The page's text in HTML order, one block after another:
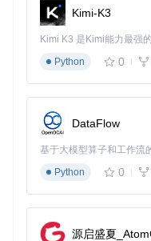
Atmosphere采用
版本号格式为
义：
主版本（如1.x.x）：
次版本（如x.8.x）：
修订版本（如x.x.1）
这种版本机制就像交通
估），次版本是黄灯（
心更新）。
组件协同：乐队演奏般的
Atmosphere由多个核心
常工作，就像乐队演奏
Kimi-K3
Python
0
DataFlow
基于大模型算子和工作流
Python
0
源启盛夏